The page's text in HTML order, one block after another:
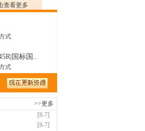
查看更多
式
式
国标国..
式
内斯曼）
压锅炉管|石油
|风电钢板|海..
>>更多
[8-7]
[8-7]